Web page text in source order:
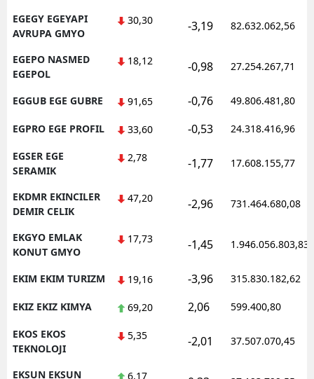
EGEGY EGEYAPI
AVRUPA GMYO
30,30 -3,19 82.632.062,56
EGEPO NASMED
EGEPOL
18,12 -0,98 27.254.267,71
EGGUB EGE GUBRE 91,65 -0,76 49.806.481,80
EGPRO EGE PROFIL 33,60 -0,53 24.318.416,96
EGSER EGE
SERAMIK
2,78 -1,77 17.608.155,77
EKDMR EKINCILER
DEMIR CELIK
47,20 -2,96 731.464.680,08
EKGYO EMLAK
KONUT GMYO
17,73 -1,45 1.946.056.803,83
EKIM EKIM TURIZM 19,16 -3,96 315.830.182,62
EKIZ EKIZ KIMYA 69,20 2,06 599.400,80
EKOS EKOS
TEKNOLOJI
5,35 -2,01 37.507.070,45
EKSUN EKSUN
6,17